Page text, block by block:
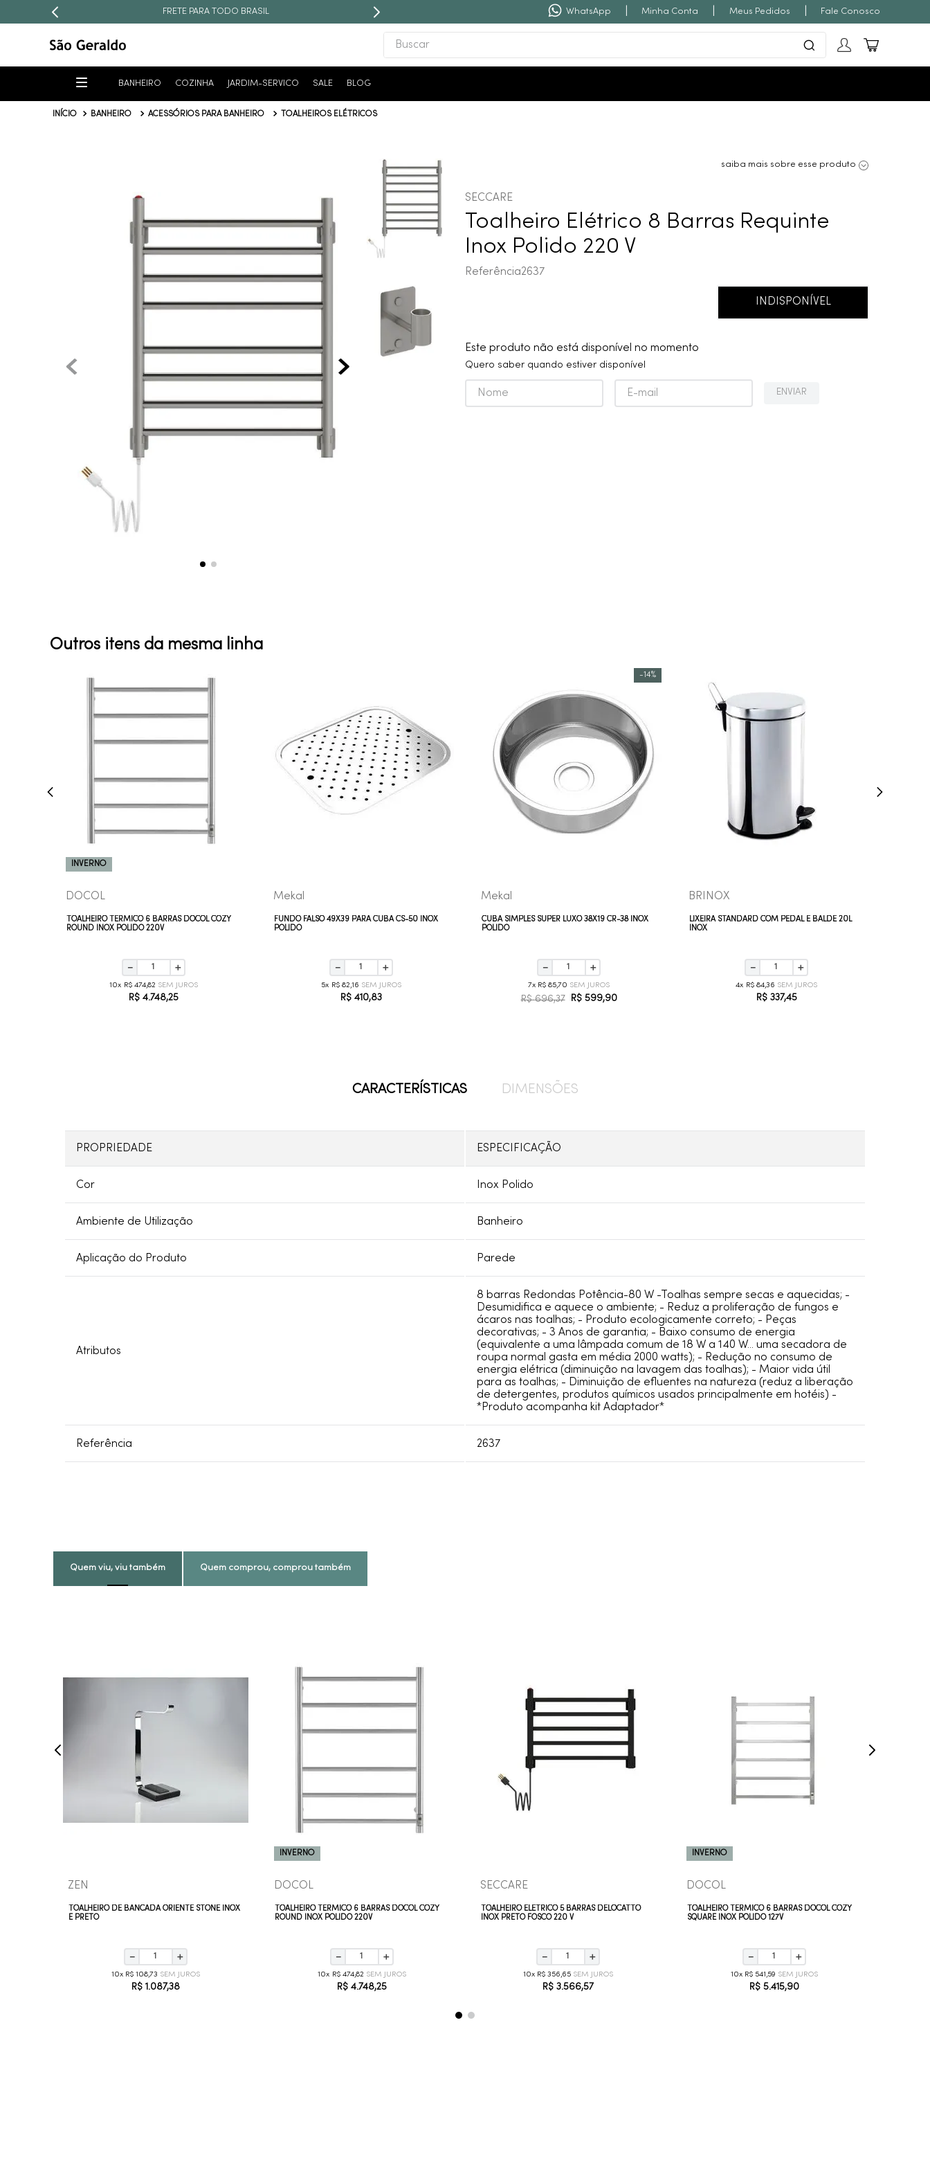
FRETE PARA TODO BRASIL WhatsApp Minha Conta Meus Pedidos Fale Conosco
Buscar
BANHEIRO COZINHA JARDIM-SERVICO SALE BLOG
BANHEIRO ACESSÓRIOS PARA BANHEIRO TOALHEIROS ELÉTRICOS
saiba mais sobre esse produto
SECCARE
Toalheiro Elétrico 8 Barras Requinte
Inox Polido 220 V
Referência2637
INDISPONÍVEL
Este produto não está disponível no momento
Quero saber quando estiver disponível
ENVIAR
Outros itens da mesma linha
VEJA MAIS
INVERNO
DOCOL
TOALHEIRO TÉRMICO 6 BARRAS DOCOL COZY
ROUND INOX POLIDO 220V
＋
－
10 R$ 474,82
R$ 4.748,25
COMPRAR AGORA
Mekal
FUNDO FALSO 49X39 PARA CUBA CS-50 INOX
POLIDO
＋
－
5 R$ 82,16
R$ 410,83
-14%
COMPRAR AGORA
Mekal
CUBA SIMPLES SUPER LUXO 38X19 CR-38 INOX
POLIDO
＋
－
7 R$ 85,70
R$ 696,37 R$ 599,90
BRINOX
LIXEIRA STANDARD COM PEDAL E BALDE 20L
INOX
＋
－
4 R$ 84,36
R$ 337,45
CARACTERÍSTICAS DIMENSÕES
PROPRIEDADE ESPECIFICAÇÃO
Cor Inox Polido
Ambiente de Utilização Banheiro
Aplicação do Produto Parede
Atributos
8 barras Redondas Potência-80 W -Toalhas sempre secas e aquecidas; -
Desumidifica e aquece o ambiente; - Reduz a proliferação de fungos e
ácaros nas toalhas; - Produto ecologicamente correto; - Peças
decorativas; - 3 Anos de garantia; - Baixo consumo de energia
(equivalente a uma lâmpada comum de 18 W a 140 W... uma secadora de
roupa normal gasta em média 2000 watts); - Redução no consumo de
energia elétrica (diminuição na lavagem das toalhas); - Maior vida útil
para as toalhas; - Diminuição de efluentes na natureza (reduz a liberação
de detergentes, produtos químicos usados principalmente em hotéis) -
*Produto acompanha kit Adaptador*
Referência 2637
Quem viu, viu também Quem comprou, comprou também
COMPRAR AGORA
VEJA MAIS
ZEN
TOALHEIRO DE BANCADA ORIENTE STONE INOX
E PRETO
＋
－
10 R$ 108,73
R$ 1 .087,38
VEJA MAIS
INVERNO
DOCOL
TOALHEIRO TÉRMICO 6 BARRAS DOCOL COZY
ROUND INOX POLIDO 220V
＋
－
10 R$ 474,82
R$ 4.748,25
COMPRAR AGORA
SECCARE
TOALHEIRO ELÉTRICO 5 BARRAS DELOCATTO
INOX PRETO FOSCO 220 V
＋
－
10 R$ 356,65
R$ 3.566,57
VEJA MAIS
INVERNO
DOCOL
TOALHEIRO TÉRMICO 6 BARRAS DOCOL COZY
SQUARE INOX POLIDO 127V
＋
－
10 R$ 541 ,59
R$ 5.415,90
2
º
torneira
º
atlas
º
perola
º
deca you
º
red gold
10º cobre escovado